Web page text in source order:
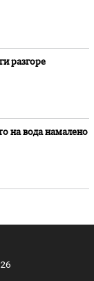
разгоре
на вода намалено